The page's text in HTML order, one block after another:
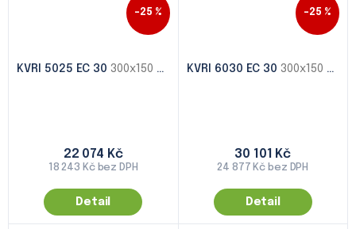
–25 %
KVRI 5025 EC 30 300x150 - 1000x500
18 243 Kč bez DPH
22 074 Kč
Detail
–25 %
KVRI 6030 EC 30 300x150 - 1000x500
24 877 Kč bez DPH
30 101 Kč
Detail